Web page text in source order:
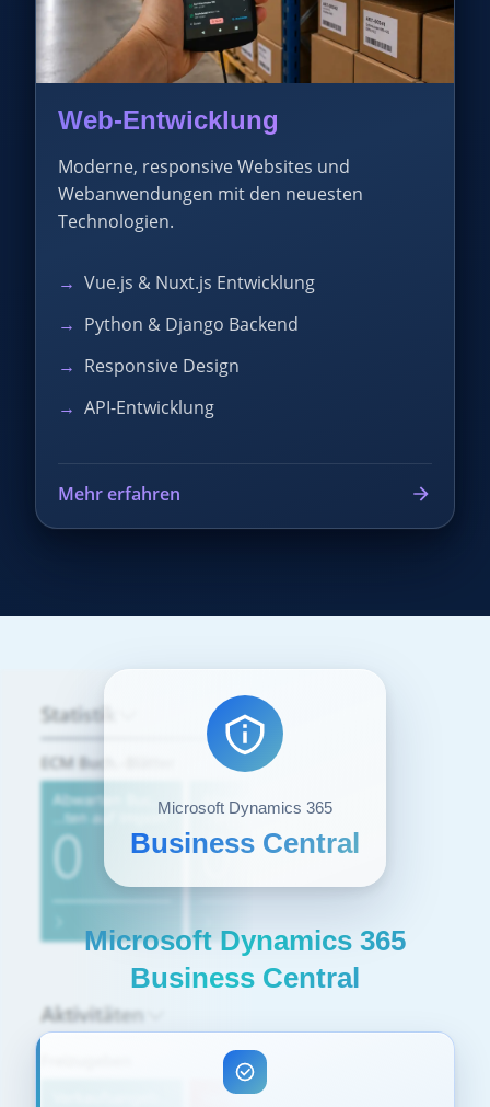
Web-Entwicklung
Moderne, responsive Websites und
Webanwendungen mit den neuesten
Technologien.
Vue.js & Nuxt.js Entwicklung
Python & Django Backend
Responsive Design
API-Entwicklung
Mehr erfahren
Microsoft Dynamics 365
Business Central
Microsoft Dynamics 365
Business Central